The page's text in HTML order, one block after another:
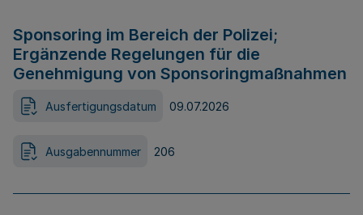
Sponsoring im Bereich der Polizei;
Ergänzende Regelungen für die
Genehmigung von Sponsoringmaßnahmen
Ausfertigungsdatum 09.07.2026
Ausgabennummer 206